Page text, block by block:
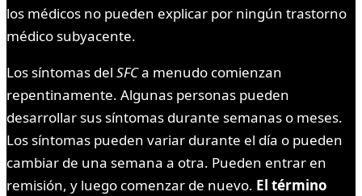
los médicos no pueden explicar por ningún trastorno
médico subyacente.
Los síntomas del SFCa menudo comienzan
repentinamente. Algunas personas pueden
desarrollar sus síntomas durante semanas o meses.
Los síntomas pueden variar durante el día o pueden
cambiar de una semana a otra. Pueden entrar en
remisión, y luego comenzar de nuevo. El término